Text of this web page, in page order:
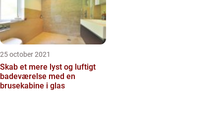
25 october 2021
Skab et mere lyst og luftigt
badeværelse med en
brusekabine i glas